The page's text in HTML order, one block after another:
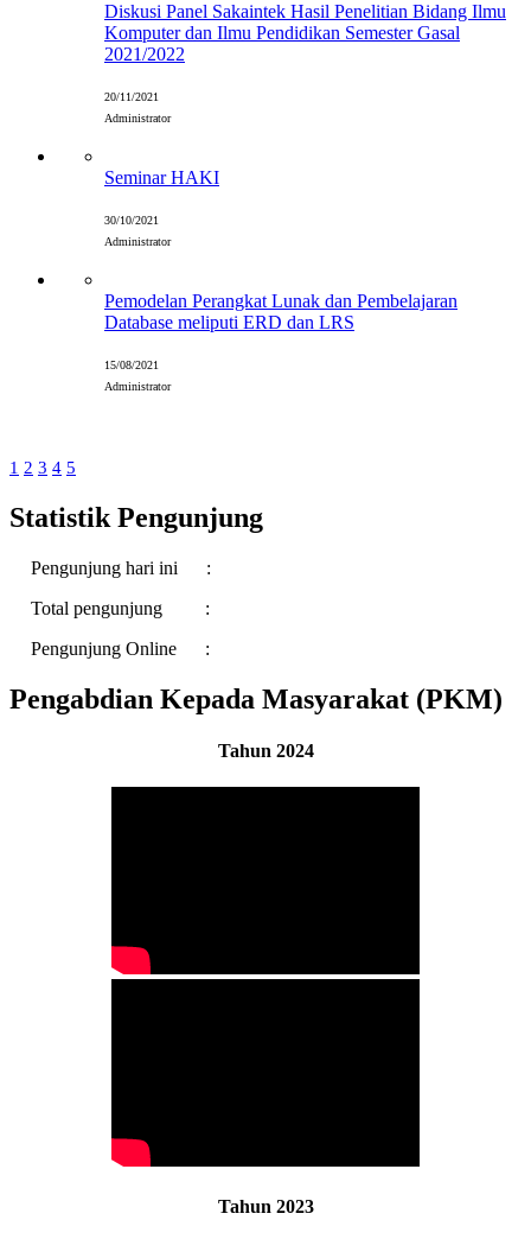
Diskusi Panel Sakaintek Hasil Penelitian Bidang Ilmu
Komputer dan Ilmu Pendidikan Semester Gasal
2021/2022
20/11/2021
Administrator
Seminar HAKI
30/10/2021
Administrator
Pemodelan Perangkat Lunak dan Pembelajaran
Database meliputi ERD dan LRS
15/08/2021
Administrator
1 2 3 4 5
Statistik Pengunjung
Pengunjung hari ini :
Total pengunjung :
Pengunjung Online :
Pengabdian Kepada Masyarakat (PKM)
Tahun 2024
Tahun 2023